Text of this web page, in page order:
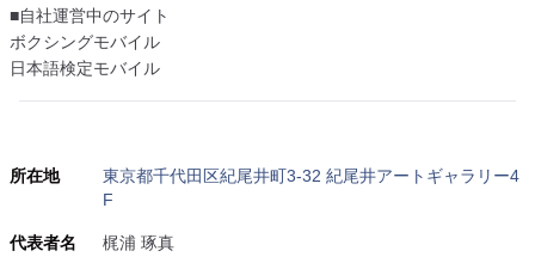
■自社運営中のサイト
ボクシングモバイル
日本語検定モバイル
所在地
東京都千代田区紀尾井町3-32 紀尾井アートギャラリー4
F
代表者名 梶浦 琢真